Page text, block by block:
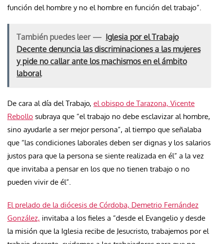
función del hombre y no el hombre en función del trabajo”.
También puedes leer — Iglesia por el Trabajo
Decente denuncia las discriminaciones a las mujeres
y pide no callar ante los machismos en el ámbito
laboral
De cara al día del Trabajo, el obispo de Tarazona, Vicente
Rebollo subraya que “el trabajo no debe esclavizar al hombre,
sino ayudarle a ser mejor persona”, al tiempo que señalaba
que “las condiciones laborales deben ser dignas y los salarios
justos para que la persona se siente realizada en él” a la vez
que invitaba a pensar en los que no tienen trabajo o no
pueden vivir de él”.
El prelado de la diócesis de Córdoba, Demetrio Fernández
González, invitaba a los fieles a “desde el Evangelio y desde
la misión que la Iglesia recibe de Jesucristo, trabajemos por el